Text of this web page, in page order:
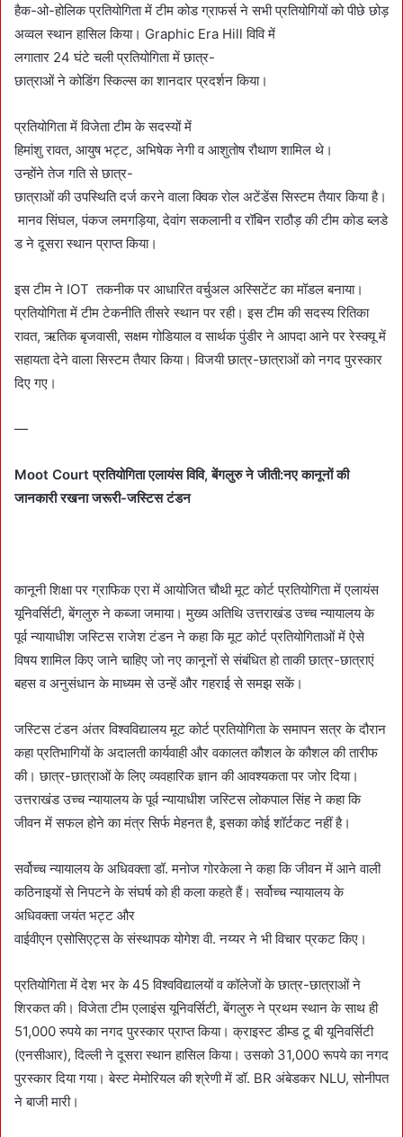
हैक-ओ-होलिक प्रतियोगिता में टीम कोड ग्राफर्स ने सभी प्रतियोगियों को पीछे छोड़
अव्वल स्थान हासिल किया। Graphic Era Hill विवि में
लगातार 24 घंटे चली प्रतियोगिता में छात्र-
छात्राओं ने कोडिंग स्किल्स का शानदार प्रदर्शन किया।
प्रतियोगिता में विजेता टीम के सदस्यों में
हिमांशु रावत, आयुष भट्ट, अभिषेक नेगी व आशुतोष रौथाण शामिल थे।
उन्होंने तेज गति से छात्र-
छात्राओं की उपस्थिति दर्ज करने वाला क्विक रोल अटेंडेंस सिस्टम तैयार किया है।
मानव सिंघल, पंकज लमगड़िया, देवांग सकलानी व रॉबिन राठौड़ की टीम कोड ब्लडे
ड ने दूसरा स्थान प्राप्त किया।
इस टीम ने IOT तकनीक पर आधारित वर्चुअल अस्सिटेंट का मॉडल बनाया।
प्रतियोगिता में टीम टेकनीति तीसरे स्थान पर रही। इस टीम की सदस्य रितिका
रावत, ऋतिक बृजवासी, सक्षम गोडियाल व सार्थक पुंडीर ने आपदा आने पर रेस्क्यू में
सहायता देने वाला सिस्टम तैयार किया। विजयी छात्र-छात्राओं को नगद पुरस्कार
दिए गए।
—
Moot Court प्रतियोगिताएलायंस विवि, बेंगलुरु ने जीती:नए कानूनों की
जानकारी रखना जरूरी-जस्टिस टंडन
कानूनी शिक्षा पर ग्राफिक एरा में आयोजित चौथी मूट कोर्ट प्रतियोगिता में एलायंस
यूनिवर्सिटी, बेंगलुरु ने कब्जा जमाया। मुख्य अतिथि उत्तराखंड उच्च न्यायालय के
पूर्व न्यायाधीश जस्टिस राजेश टंडन ने कहा कि मूट कोर्ट प्रतियोगिताओं में ऐसे
विषय शामिल किए जाने चाहिए जो नए कानूनों से संबंधित हो ताकी छात्र-छात्राएं
बहस व अनुसंधान के माध्यम से उन्हें और गहराई से समझ सकें।
जस्टिस टंडन अंतर विश्वविद्यालय मूट कोर्ट प्रतियोगिता के समापन सत्र के दौरान
कहा प्रतिभागियों के अदालती कार्यवाही और वकालत कौशल के कौशल की तारीफ
की। छात्र-छात्राओं के लिए व्यवहारिक ज्ञान की आवश्यकता पर जोर दिया।
उत्तराखंड उच्च न्यायालय के पूर्व न्यायाधीश जस्टिस लोकपाल सिंह ने कहा कि
जीवन में सफल होने का मंत्र सिर्फ मेहनत है, इसका कोई शॉर्टकट नहीं है।
सर्वोच्च न्यायालय के अधिवक्ता डॉ. मनोज गोरकेला ने कहा कि जीवन में आने वाली
कठिनाइयों से निपटने के संघर्ष को ही कला कहते हैं। सर्वोच्च न्यायालय के
अधिवक्ता जयंत भट्ट और
वाईवीएन एसोसिएट्स के संस्थापक योगेश वी. नय्यर ने भी विचार प्रकट किए।
प्रतियोगिता में देश भर के 45 विश्वविद्यालयों व कॉलेजों के छात्र-छात्राओं ने
शिरकत की। विजेता टीम एलाइंस यूनिवर्सिटी, बेंगलुरु ने प्रथम स्थान के साथ ही
51,000 रुपये का नगद पुरस्कार प्राप्त किया। क्राइस्ट डीम्ड टू बी यूनिवर्सिटी
(एनसीआर), दिल्ली ने दूसरा स्थान हासिल किया। उसको 31,000 रूपये का नगद
पुरस्कार दिया गया। बेस्ट मेमोरियल की श्रेणी में डॉ. BR अंबेडकर NLU, सोनीपत
ने बाजी मारी।